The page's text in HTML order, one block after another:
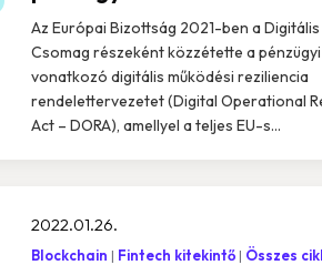
Az Európai Bizottság 2021-ben a Digitális
Csomag részeként közzétette a
vonatkozó digitális működési reziliencia
rendelettervezetet (Digital Operational
Act – DORA), amellyel a teljes EU-s...
2022.01.26.
Blockchain Fintech kitekintő Összes